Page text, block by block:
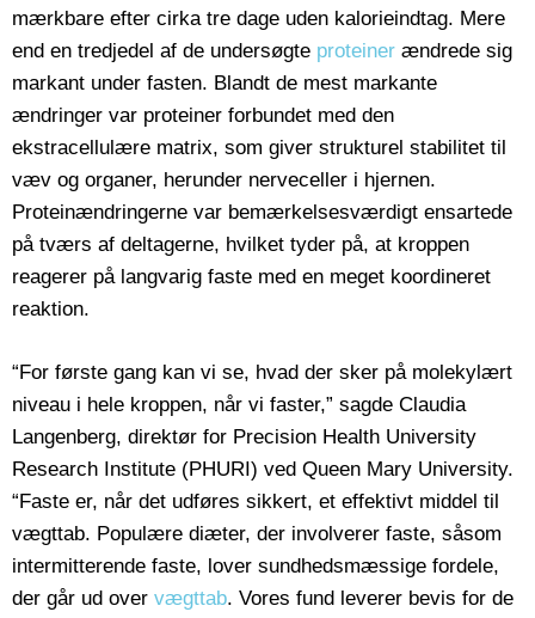
mærkbare efter cirka tre dage uden kalorieindtag. Mere
end en tredjedel af de undersøgte proteiner ændrede sig
markant under fasten. Blandt de mest markante
ændringer var proteiner forbundet med den
ekstracellulære matrix, som giver strukturel stabilitet til
væv og organer, herunder nerveceller i hjernen.
Proteinændringerne var bemærkelsesværdigt ensartede
på tværs af deltagerne, hvilket tyder på, at kroppen
reagerer på langvarig faste med en meget koordineret
reaktion.
“For første gang kan vi se, hvad der sker på molekylært
niveau i hele kroppen, når vi faster,” sagde Claudia
Langenberg, direktør for Precision Health University
Research Institute (PHURI) ved Queen Mary University.
“Faste er, når det udføres sikkert, et effektivt middel til
vægttab. Populære diæter, der involverer faste, såsom
intermitterende faste, lover sundhedsmæssige fordele,
der går ud over vægttab. Vores fund leverer bevis for de